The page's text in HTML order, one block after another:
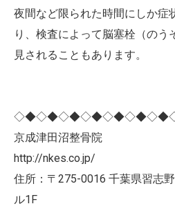
夜間など限られた時間にしか症
り、検査によって脳塞栓（のう
見されることもあります。
京成津田沼整骨院
http://nkes.co.jp/
住所：〒275-0016 千葉県習志
ル1F